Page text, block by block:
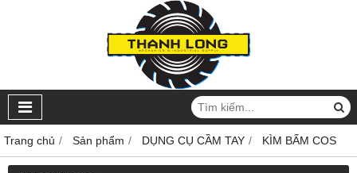
Trang chủ Sản phẩm DỤNG CỤ CẦM TAY KÌM BẤM COS